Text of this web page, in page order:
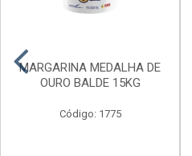
MARGARINA MEDALHA DE
OURO BALDE 15KG
Código: 1775